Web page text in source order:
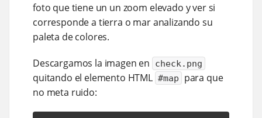
foto que tiene un un zoom elevado y ver si
corresponde a tierra o mar analizando su
paleta de colores.
Descargamos la imagen en check.png
quitando el elemento HTML #map
para que
no meta ruido: